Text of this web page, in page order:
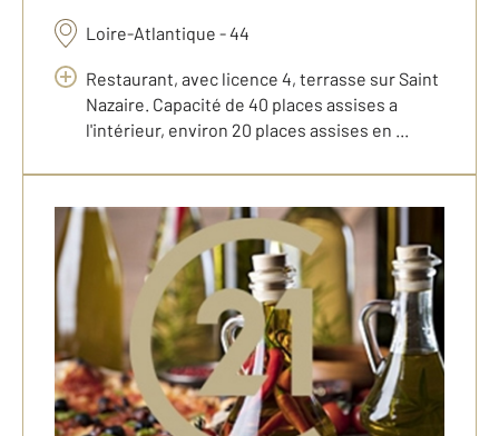
Loire-Atlantique - 44
Restaurant, avec licence 4, terrasse sur Saint
Nazaire. Capacité de 40 places assises a
l'intérieur, environ 20 places assises en ...